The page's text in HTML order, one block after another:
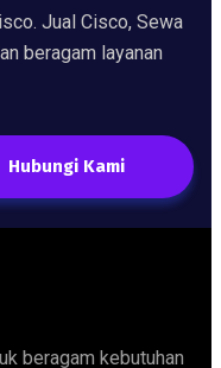
Jual Cisco, Sewa
beragam layanan
Hubungi Kami
beragam kebutuhan